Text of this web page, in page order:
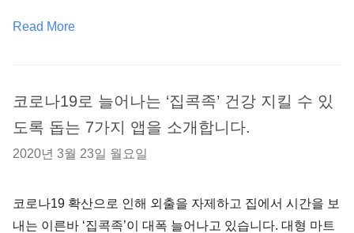
Read More
코로나19로 늘어나는 ‘집콕족’ 건강 지킬 수 있
도록 돕는 7가지 앱을 소개합니다.
2020년 3월 23일 월요일
코로나19 확산으로 인해 외출을 자제하고 집에서 시간을 보
내는 이른바 ‘집콕족’이 대폭 늘어나고 있습니다. 대형 마트